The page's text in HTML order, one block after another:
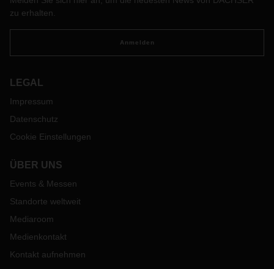
zu erhalten.
Anmelden
LEGAL
Impressum
Datenschutz
Cookie Einstellungen
ÜBER UNS
Events & Messen
Standorte weltweit
Mediaroom
Medienkontakt
Kontakt aufnehmen